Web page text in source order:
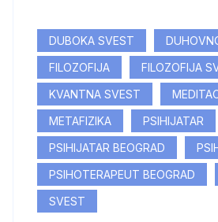
DUBOKA SVEST
FILOZOFIJA
FILOZOFIJA
KVANTNA SVEST
METAFIZIKA
PSIHIJATAR
PSIHIJATAR BEOGRAD
PSIHOTERAPEUT BEOGRAD
SVEST